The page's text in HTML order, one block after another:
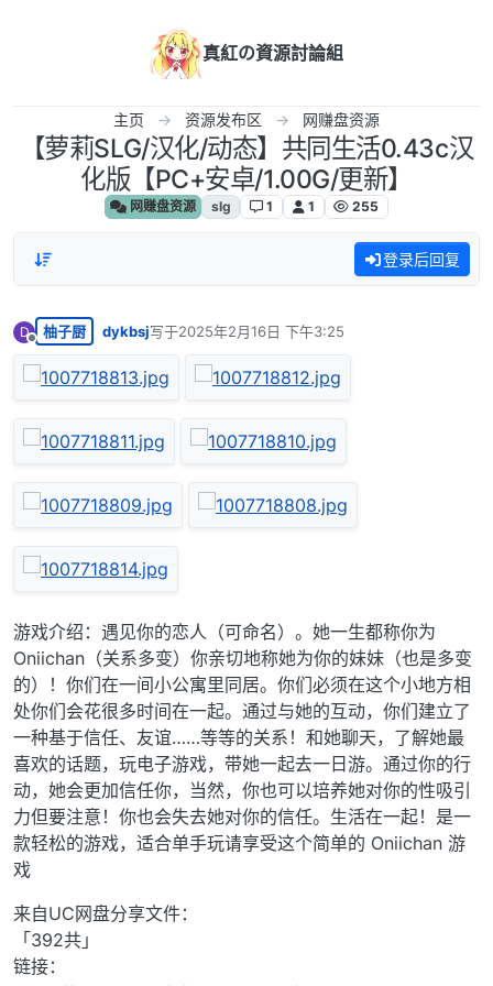
真紅の資源討論組
主页 资源发布区 网赚盘资源
【萝莉SLG/汉化/动态】共同生活0.43c汉
化版【PC+安卓/1.00G/更新】
网赚盘资源 slg 1 1 255
登录后回复
D
离线
柚子厨 dykbsj写于2025年2月16日 下午3:25
最后由 编辑
游戏介绍：遇见你的恋人（可命名）。她一生都称你为
Oniichan（关系多变）你亲切地称她为你的妹妹（也是多变
的）！你们在一间小公寓里同居。你们必须在这个小地方相
处你们会花很多时间在一起。通过与她的互动，你们建立了
一种基于信任、友谊……等等的关系！和她聊天，了解她最
喜欢的话题，玩电子游戏，带她一起去一日游。通过你的行
动，她会更加信任你，当然，你也可以培养她对你的性吸引
力但要注意！你也会失去她对你的信任。生活在一起！是一
款轻松的游戏，适合单手玩请享受这个简单的 Oniichan 游
戏
来自UC网盘分享文件：
「392共」
链接：